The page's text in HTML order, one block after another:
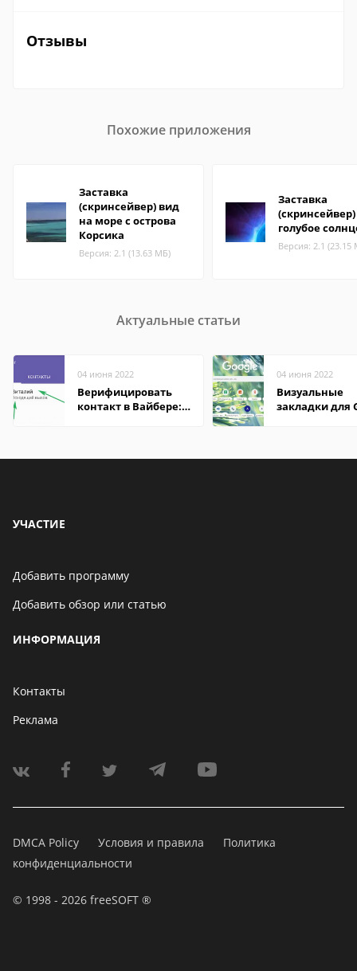
Отзывы
Похожие приложения
Заставка
(скринсейвер) вид
на море с острова
Корсика
Версия: 2.1 (13.63 МБ)
Заставка
(скринсейвер)
голубое
Версия: 2.1 (23.15
Актуальные статьи
04 июня 2022
Верифицировать
контакт в Вайбере:
04 июня 2022
Визуальные
закладки для
УЧАСТИЕ
Добавить программу
Добавить обзор или статью
ИНФОРМАЦИЯ
Контакты
Реклама
DMCA Policy Условия и правила
Политика
конфиденциальности
© 1998 - 2026 freeSOFT ®